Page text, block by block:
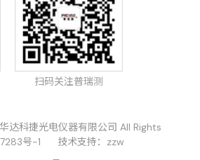
扫码关注普瑞测
科捷光电仪器有限公司 All Rights
号-1 技术支持： zzw